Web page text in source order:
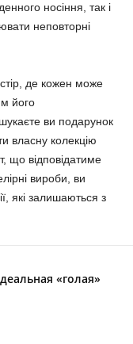
носіння, так і
неповторні
де кожен може
його
ви подарунок
власну колекцію
що відповідатиме
вироби, ви
які залишаються з
«голая»